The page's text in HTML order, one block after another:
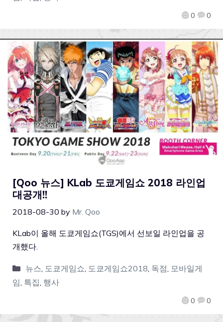
0 0
[Qoo 뉴스] KLab 도쿄게임쇼 2018 라인업
대공개!!
2018-08-30 by Mr. Qoo
0 0
KLab이 올해 도쿄게임쇼(TGS)에서 선보일 라인업을 공
개했다.
뉴스 도쿄게임쇼 도쿄게임쇼2018 독점 모바일게
임 특집 행사